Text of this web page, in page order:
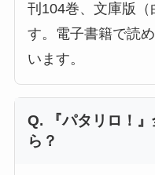
刊104巻、文庫版
す。電子書籍で読
います。
Q. 『パタリロ！
ら？